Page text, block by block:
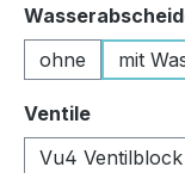
ohne
mit
Ventileauswählen
Vu4 Ventilblock